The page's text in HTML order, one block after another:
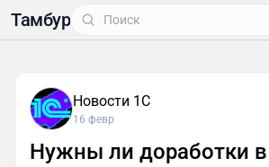
Тамбур
Новости 1С
16 февр
Нужны ли доработки